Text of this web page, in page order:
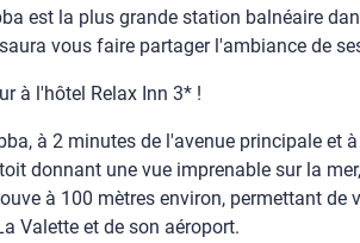
est la plus grande station balnéaire
vous faire partager l'ambiance de
à l'hôtel Relax Inn 3* !
à 2 minutes de l'avenue principale et
donnant une vue imprenable sur la
à 100 mètres environ, permettant
Valette et de son aéroport.